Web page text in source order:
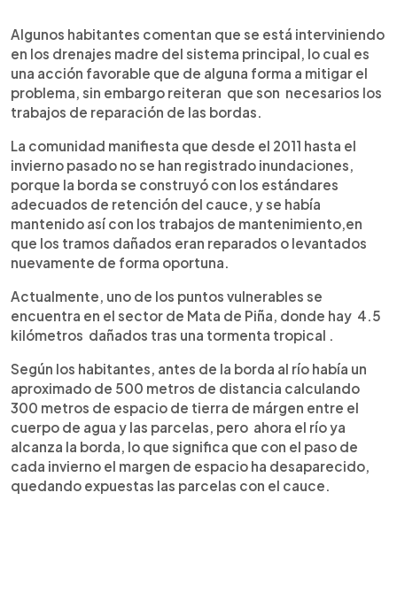
Algunos habitantes comentan que se está interviniendo
en los drenajes madre del sistema principal, lo cual es
una acción favorable que de alguna forma a mitigar el
problema, sin embargo reiteran que son necesarios los
trabajos de reparación de las bordas.
La comunidad manifiesta que desde el 2011 hasta el
invierno pasado no se han registrado inundaciones,
porque la borda se construyó con los estándares
adecuados de retención del cauce, y se había
mantenido así con los trabajos de mantenimiento,en
que los tramos dañados eran reparados o levantados
nuevamente de forma oportuna.
Actualmente, uno de los puntos vulnerables se
encuentra en el sector de Mata de Piña, donde hay 4.5
kilómetros dañados tras una tormenta tropical .
Según los habitantes, antes de la borda al río había un
aproximado de 500 metros de distancia calculando
300 metros de espacio de tierra de márgen entre el
cuerpo de agua y las parcelas, pero ahora el río ya
alcanza la borda, lo que significa que con el paso de
cada invierno el margen de espacio ha desaparecido,
quedando expuestas las parcelas con el cauce.